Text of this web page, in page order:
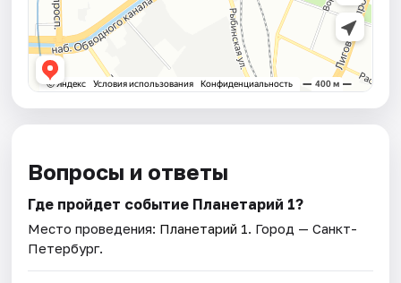
Вопросы и ответы
Где пройдет событие Планетарий 1?
Место проведения: Планетарий 1. Город — Санкт-
Петербург.